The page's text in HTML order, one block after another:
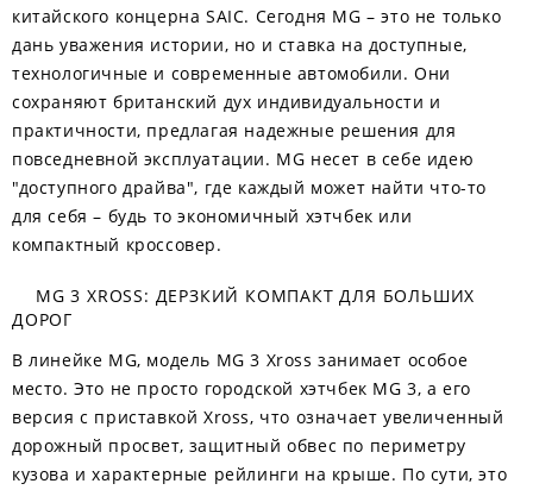
китайского концерна SAIC. Сегодня MG – это не только
дань уважения истории, но и ставка на доступные,
технологичные и современные автомобили. Они
сохраняют британский дух индивидуальности и
практичности, предлагая надежные решения для
повседневной эксплуатации. MG несет в себе идею
"доступного драйва", где каждый может найти что-то
для себя – будь то экономичный хэтчбек или
компактный кроссовер.
MG 3 XROSS: ДЕРЗКИЙ КОМПАКТ ДЛЯ БОЛЬШИХ
ДОРОГ
В линейке MG, модель MG 3 Xross занимает особое
место. Это не просто городской хэтчбек MG 3, а его
версия с приставкой Xross, что означает увеличенный
дорожный просвет, защитный обвес по периметру
кузова и характерные рейлинги на крыше. По сути, это